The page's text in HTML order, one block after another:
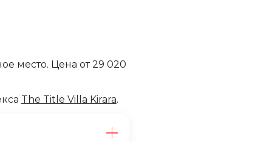
место. Цена от 29 020
The Title Villa Kirara.